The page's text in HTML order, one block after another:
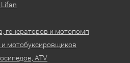
генераторов и мотопомп
и мотобуксировщиков
ATV